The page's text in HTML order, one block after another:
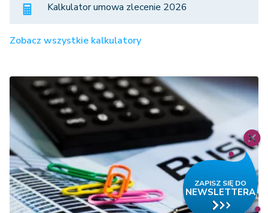
Kalkulator umowa zlecenie 2026
Zobacz wszystkie kalkulatory